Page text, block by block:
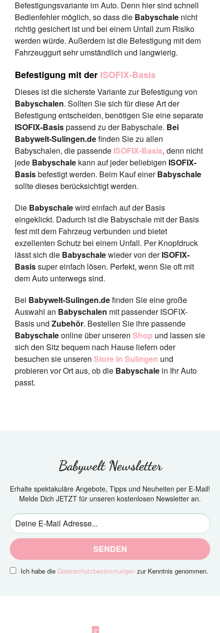
Befestigungsvariante im Auto. Denn hier sind schnell
Bedienfehler möglich, so dass die Babyschale nicht
richtig gesichert ist und bei einem Unfall zum Risiko
werden würde. Außerdem ist die Befestigung mit dem
Fahrzeuggurt sehr umständlich und langwierig.
Befestigung mit der ISOFIX-Basis
Dieses ist die sicherste Variante zur Befestigung von
Babyschalen. Sollten Sie sich für diese Art der
Befestigung entscheiden, benötigen Sie eine separate
ISOFIX-Basispassend zu der Babyschale. Bei
Babywelt-Sulingen.definden Sie zu allen
Babyschalen, die passende ISOFIX-Basis, denn nicht
jede Babyschale kann auf jeder beliebigen ISOFIX-
Basisbefestigt werden. Beim Kauf einerBabyschale
sollte dieses berücksichtigt werden.
Die Babyschalewird einfach auf der Basis
eingeklickt. Dadurch ist die Babyschale mit der Basis
fest mit dem Fahrzeug verbunden und bietet
exzellenten Schutz bei einem Unfall. Per Knopfdruck
lässt sich die Babyschalewieder von derISOFIX-
Basissuper einfach lösen. Perfekt, wenn Sie oft mit
dem Auto unterwegs sind.
Bei Babywelt-Sulingen.definden Sie eine große
Auswahl an Babyschalen mit passender ISOFIX-
Basis und Zubehör. Bestellen Sie ihre passende
Babyschaleonline über unseren Shop und lassen sie
sich den Sitz bequem nach Hause liefern oder
besuchen sie unseren Store in Sulingen und
probieren vor Ort aus, ob die Babyschale in Ihr Auto
passt.
Babywelt Newsletter
Erhalte spektakuläre Angebote, Tipps und Neuheiten per E-Mail!
Melde Dich JETZT für unseren kostenlosen Newsletter an.
SENDEN
Ich habe die Datenschutzbestimmungen zur Kenntnis genommen.